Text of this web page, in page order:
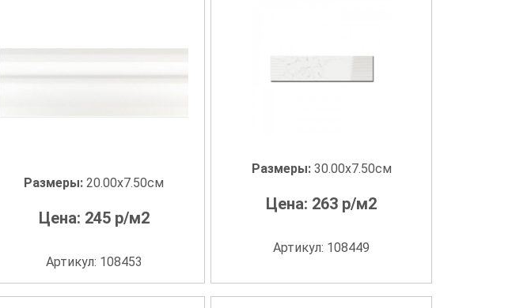
Размеры:20.00x7.50см
Цена: 245р/м2
Артикул: 108453
Размеры: 30.00x7.50см
Цена: 263 р/м2
Артикул: 108449